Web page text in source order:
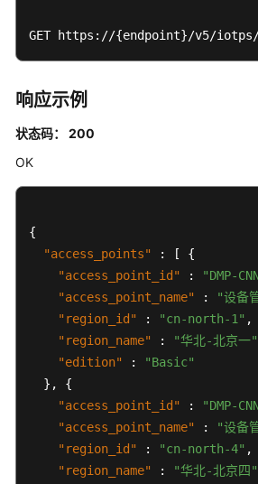
策
理
附
最
实
文
GET https://{endpoint}/v5/
响应示例
状态码： 200
OK
{
"access_points"
: [
{
"access_point_id"
: "DMP-
"access_point_name"
: "设备
"region_id"
: "cn-north-1" ,
"region_name"
: "华北-北京一"
"edition"
:
"Basic"
} ,
{
"access_point_id"
: "DMP-
"access_point_name"
: "设备
"region_id"
: "cn-north-4" ,
"region_name"
: "华北-北京四"